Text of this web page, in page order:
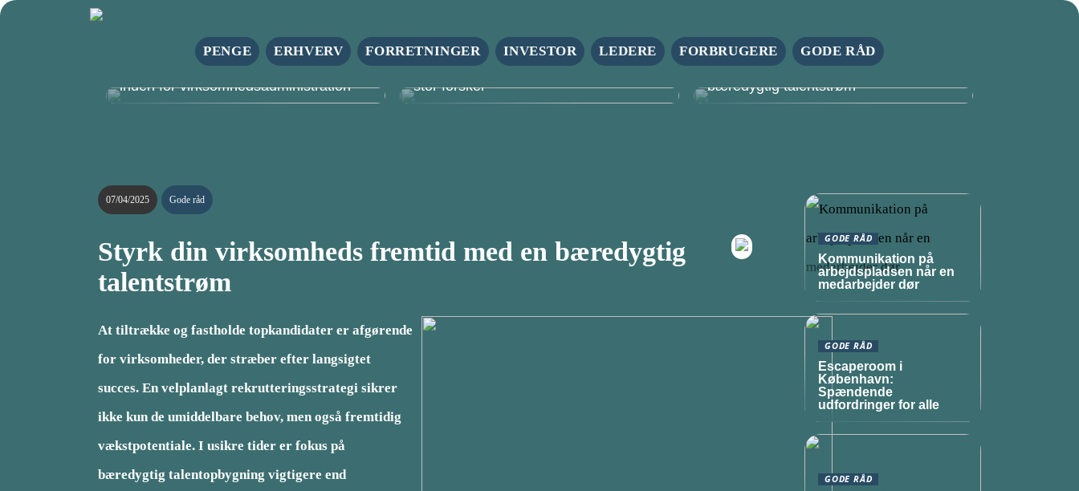
PENGE ERHVERV FORRETNINGER INVESTOR LEDERE FORBRUGERE GODE RÅD
inden for virksomhedsadministration
stor forskel
bæredygtig talentstrøm
07/04/2025 Gode råd
Styrk din virksomheds fremtid med en bæredygtig
talentstrøm
At tiltrække og fastholde topkandidater er afgørende
for virksomheder, der stræber efter langsigtet
succes. En velplanlagt rekrutteringsstrategi sikrer
ikke kun de umiddelbare behov, men også fremtidig
vækstpotentiale. I usikre tider er fokus på
bæredygtig talentopbygning vigtigere end
GODE RÅD
Kommunikation på
arbejdspladsen når en
medarbejder dør
GODE RÅD
Escaperoom i
København:
Spændende
udfordringer for alle
GODE RÅD